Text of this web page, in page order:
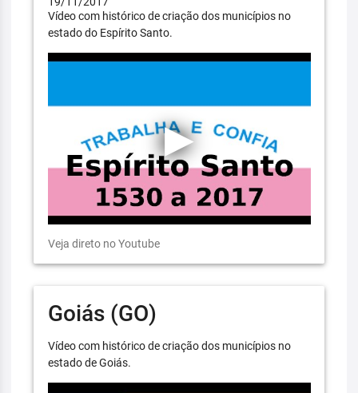
Vídeo com histórico de criação dos municípios no
estado do Espírito Santo.
Veja direto no Youtube
Goiás (GO)
Vídeo com histórico de criação dos municípios no
estado de Goiás.